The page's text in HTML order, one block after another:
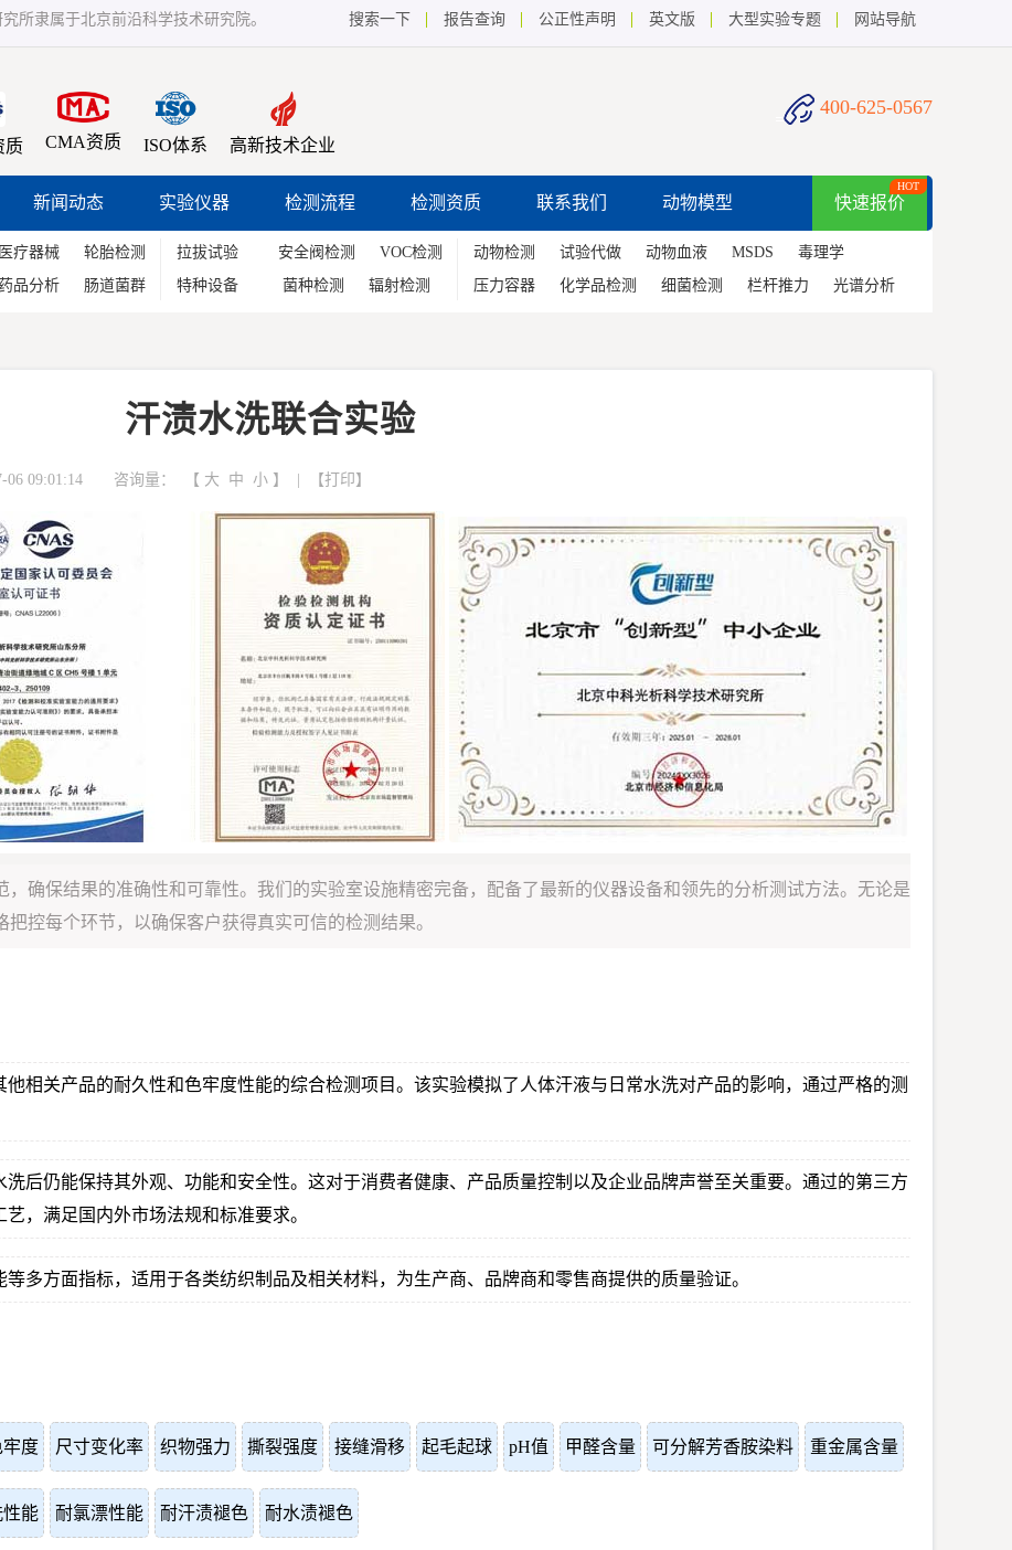
所隶属于北京前沿科学技术研究院。 搜索一下 报告查询 公正性声明 英文版 大型实验专题 网站导航
质 CMA资质 ISO体系 高新技术企业
400-625-0567
新闻动态 实验仪器 检测流程 检测资质 联系我们 动物模型 快速报价
HOT
医疗器械
轮胎检测
药品分析 肠道菌群
拉拔试验 安全阀检测
VOC检测
特种设备
菌种检测 辐射检测
动物检测 试验代做 动物血液 MSDS
毒理学
压力容器
化学品检测 细菌检测 栏杆推力 光谱分析
汗渍水洗联合实验
06 09:01:14 咨询量： 【 大 中 小 】 | 【打印 】
确保结果的准确性和可靠性。我们的实验室设施精密完备，配备了最新的仪器设备和领先的分析测试方法。无论是
控每个环节，以确保客户获得真实可信的检测结果。
相关产品的耐久性和色牢度性能的综合检测项目。该实验模拟了人体汗液与日常水洗对产品的影响，通过严格的测
后仍能保持其外观、功能和安全性。这对于消费者健康、产品质量控制以及企业品牌声誉至关重要。通过的第三方
，满足国内外市场法规和标准要求。
多方面指标，适用于各类纺织制品及相关材料，为生产商、品牌商和零售商提供的质量验证。
度 尺寸变化率 织物强力 撕裂强度 接缝滑移 起毛起球 pH值 甲醛含量 可分解芳香胺染料 重金属含量
性能 耐氯漂性能 耐汗渍褪色 耐水渍褪色